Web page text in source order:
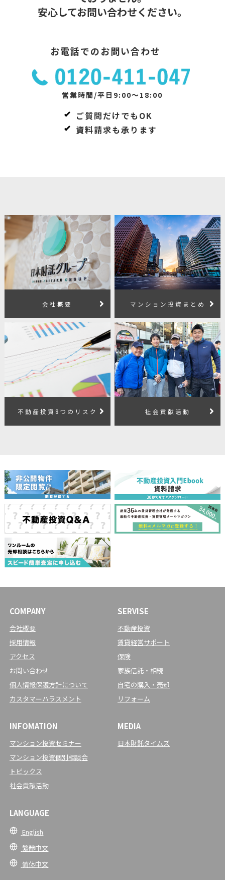
安心してお問い合わせください。
お電話でのお問い合わせ
営業時間/平日9:00～18:00
ご質問だけでもOK
資料請求も承ります
会社概要 マンション投資まとめ
不動産投資8つのリスク 社会貢献活動
COMPANY
会社概要
採用情報
アクセス
お問い合わせ
個人情報保護方針について
カスタマーハラスメント
SERVISE
不動産投資
賃貸経営サポート
保険
家族信託・相続
自宅の購入・売却
リフォーム
INFOMATION
マンション投資セミナー
マンション投資個別相談会
トピックス
社会貢献活動
MEDIA
日本財託タイムズ
LANGUAGE
English
繁體中文
简体中文